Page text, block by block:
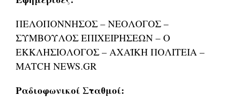
ΠΕΛΟΠΟΝΝΗΣΟΣ – ΝΕΟΛΟΓΟΣ –
ΣΥΜΒΟΥΛΟΣ ΕΠΙΧΕΙΡΗΣΕΩΝ – Ο
ΕΚΚΛΗΣΙΟΛΟΓΟΣ – AXAΪΚΗ ΠΟΛΙΤΕΙΑ –
MATCH NEWS.GR
Ραδιοφωνικοί Σταθμοί: